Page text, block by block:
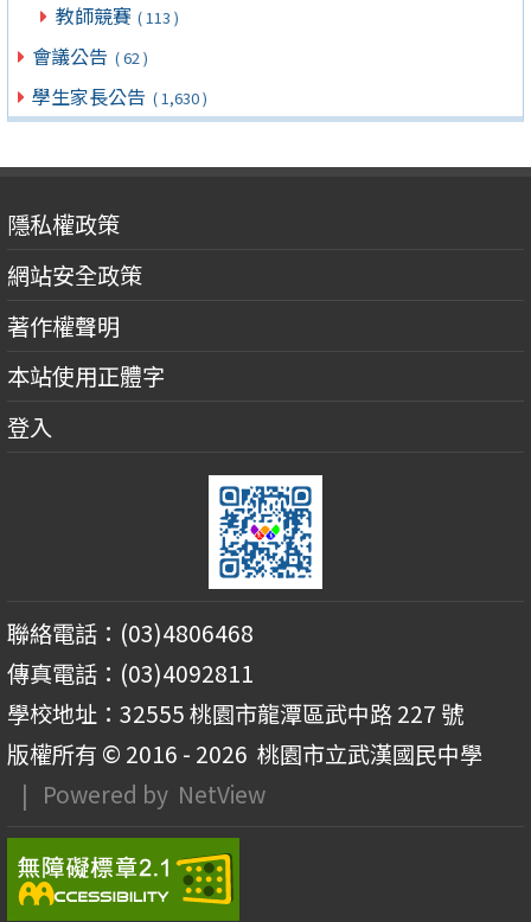
教師競賽 ( 113 )
會議公告 ( 62 )
學生家長公告 ( 1,630 )
隱私權政策
網站安全政策
著作權聲明
本站使用正體字
登入
聯絡電話：(03)4806468
傳真電話：(03)4092811
學校地址：32555 桃園市龍潭區武中路 227 號
版權所有 © 2016 - 2026 桃園市立武漢國民中學
| Powered by NetView